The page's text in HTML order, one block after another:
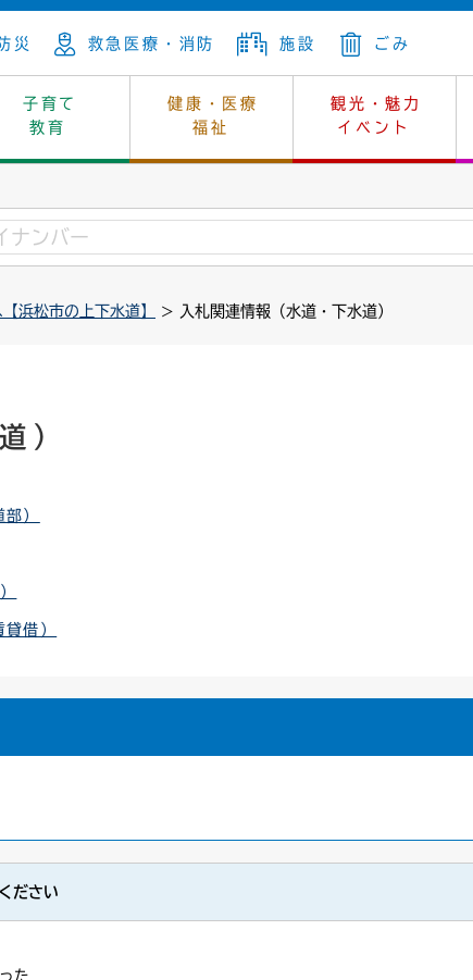
災 救急医療・消防 施設 ごみ
子育て
教育
健康・医療
福祉
観光・魅力
イベント
上下水道
消費生活
環境
生涯学習
幼稚園一覧
中学校一覧
休日当番医
保健所
レジャー・スポーツ
はじめよう、ハマライフ
ュートラル 土地
環境対策
企業立地
市長の部屋
選挙
例規・公示
浜松市の上下水道】 > 入札関連情報（水道・下水道）
）
）
借）
ださい
た